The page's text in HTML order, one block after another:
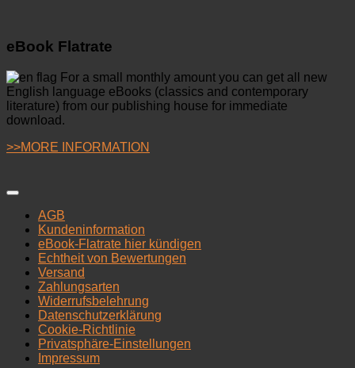
eBook Flatrate
For a small monthly amount you can get all new
English language eBooks (classics and contemporary
literature) from our publishing house for immediate
download.
>>MORE INFORMATION
AGB
Kundeninformation
eBook-Flatrate hier kündigen
Echtheit von Bewertungen
Versand
Zahlungsarten
Widerrufsbelehrung
Datenschutzerklärung
Cookie-Richtlinie
Privatsphäre-Einstellungen
Impressum